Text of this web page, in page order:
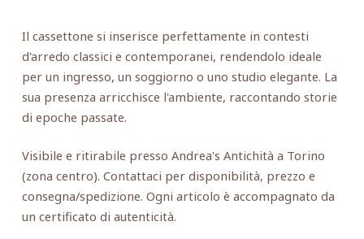
Il cassettone si inserisce perfettamente in contesti
d'arredo classici e contemporanei, rendendolo ideale
per un ingresso, un soggiorno o uno studio elegante. La
sua presenza arricchisce l'ambiente, raccontando storie
di epoche passate.
Visibile e ritirabile presso Andrea's Antichità a Torino
(zona centro). Contattaci per disponibilità, prezzo e
consegna/spedizione. Ogni articolo è accompagnato da
un certificato di autenticità.